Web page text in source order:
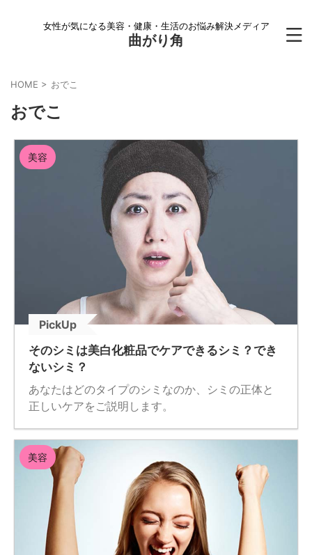
女性が気になる美容・健康・生活のお悩み解決メディア
曲がり角
HOME > おでこ
おでこ
美容
PickUp
そのシミは美白化粧品でケアできるシミ？でき
ないシミ？
あなたはどのタイプのシミなのか、シミの正体と
正しいケアをご説明します。
美容